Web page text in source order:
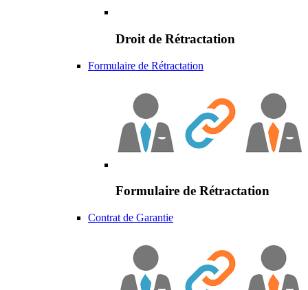
Droit de Rétractation
Formulaire de Rétractation
Formulaire de Rétractation
Contrat de Garantie